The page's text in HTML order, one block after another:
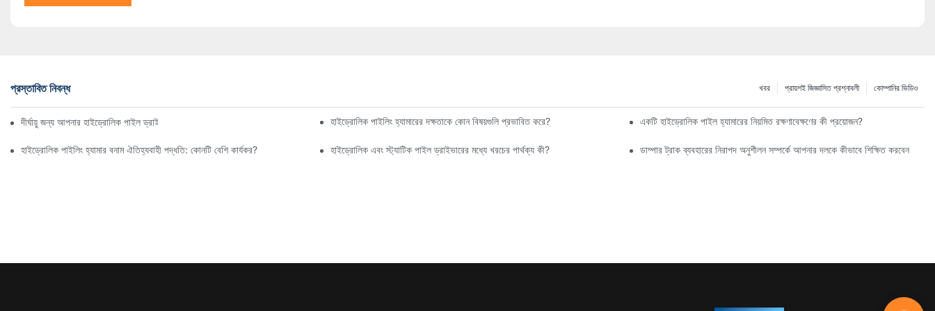
প্রস্তাবিত নিবন্ধ কোম্পানির ভিডিও
প্রায়শই জিজ্ঞাসিত প্রশ্নাবলী
খবর
দীর্ঘায়ু জন্য আপনার হাইড্রোলিক পাইল ড্রাইভিং হাতুড়ি কীভাবে বজায় রাখবেন হাইড্রোলিক পাইলিং হ্যামারের দক্ষতাকে কোন বিষয়গুলি প্রভাবিত করে? একটি হাইড্রোলিক পাইল হ্যামারের নিয়মিত রক্ষণাবেক্ষণের কী প্রয়োজন?
হাইড্রোলিক পাইলিং হ্যামার বনাম ঐতিহ্যবাহী পদ্ধতি: কোনটি বেশি কার্যকর? হাইড্রোলিক এবং স্ট্যাটিক পাইল ড্রাইভারের মধ্যে খরচের পার্থক্য কী? ডাম্পার ট্রাক ব্যবহারের নিরাপদ অনুশীলন সম্পর্কে আপনার দলকে কীভাবে শিক্ষিত করবেন